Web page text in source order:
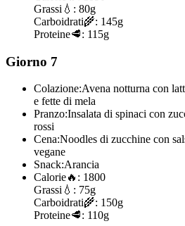
Grassi 💧: 80g
Carboidrati🌾: 145g
Proteine🥩: 115g
Giorno 7
Colazione:Avena notturna con
e fette di mela
Pranzo:Insalata di spinaci con
rossi
Cena:Noodles di zucchine con
vegane
Snack:Arancia
Calorie🔥: 1800
Grassi 💧: 75g
Carboidrati🌾: 150g
Proteine🥩: 110g